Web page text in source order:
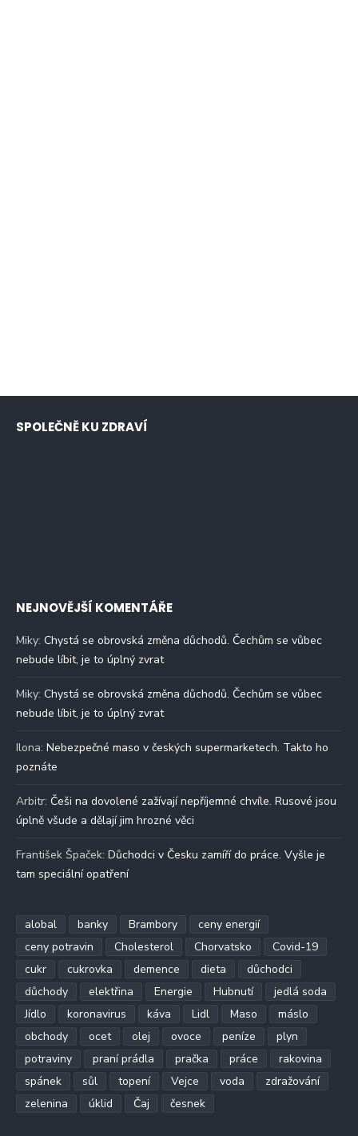
SPOLEČNĚ KU ZDRAVÍ
NEJNOVĚJŠÍ KOMENTÁŘE
Miky: Chystá se obrovská změna důchodů. Čechům se vůbec
nebude líbit, je to úplný zvrat
Miky: Chystá se obrovská změna důchodů. Čechům se vůbec
nebude líbit, je to úplný zvrat
Ilona: Nebezpečné maso v českých supermarketech. Takto ho
poznáte
Arbitr: Češi na dovolené zažívají nepříjemné chvíle. Rusové jsou
úplně všude a dělají jim hrozné věci
František Špaček: Důchodci v Česku zamíří do práce. Vyšle je
tam speciální opatření
alobal banky Brambory
ceny energií
ceny potravin
Cholesterol Chorvatsko
Covid-19
cukr
cukrovka demence dieta
důchodci
důchody
elektřina Energie Hubnutí
jedlá soda
Jídlo
koronavirus káva Lidl Maso
máslo
obchody
ocet olej ovoce peníze
plyn
potraviny
praní prádla pračka práce
rakovina
spánek
sůl topení Vejce voda
zdražování
zelenina
úklid Čaj česnek